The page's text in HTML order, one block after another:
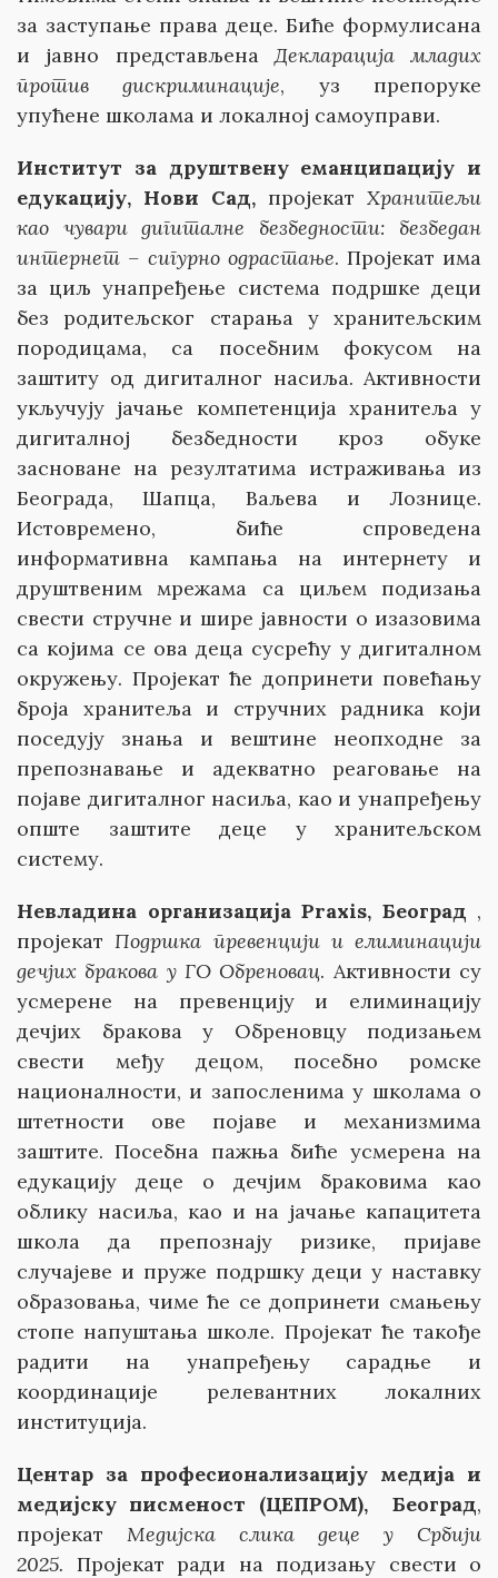
за заступање права деце. Биће формулисана
и јавно представљенаДекларација младих
против дискриминације, уз препоруке
упућене школама и локалној самоуправи.
Институт за друштвену еманципацију и
едукацију, Нови Сад, пројекат Хранитељи
као чувари дигиталне безбедности: безбедан
интернет – сигурно одрастање. Пројекат има
за циљ унапређење система подршке деци
без родитељског старања у хранитељским
породицама, са посебним фокусом на
заштиту од дигиталног насиља. Активности
укључују јачање компетенција хранитеља у
дигиталној безбедности кроз обуке
засноване на резултатима истраживања из
Београда, Шапца, Ваљева и Лознице.
Истовремено, биће спроведена
информативна кампања на интернету и
друштвеним мрежама са циљем подизања
свести стручне и шире јавности о изазовима
са којима се ова деца сусрећу у дигиталном
окружењу. Пројекат ће допринети повећању
броја хранитеља и стручних радника који
поседују знања и вештине неопходне за
препознавање и адекватно реаговање на
појаве дигиталног насиља, као и унапређењу
опште заштите деце у хранитељском
систему.
Невладина организација Praxis, Београд ,
пројекатПодршка превенцији и елиминацији
дечјих бракова у ГО Обреновац. Активности су
усмерене на превенцију и елиминацију
дечјих бракова у Обреновцу подизањем
свести међу децом, посебно ромске
националности, и запосленима у школама о
штетности ове појаве и механизмима
заштите. Посебна пажња биће усмерена на
едукацију деце о дечјим браковима као
облику насиља, као и на јачање капацитета
школа да препознају ризике, пријаве
случајеве и пруже подршку деци у наставку
образовања, чиме ће се допринети смањењу
стопе напуштања школе. Пројекат ће такође
радити на унапређењу сарадње и
координације релевантних локалних
институција.
Центар за професионализацију медија и
медијску писменост (ЦЕПРОМ),
Београд,
пројекат Медијска слика деце у Србији
2025. Пројекат ради на подизању свести о